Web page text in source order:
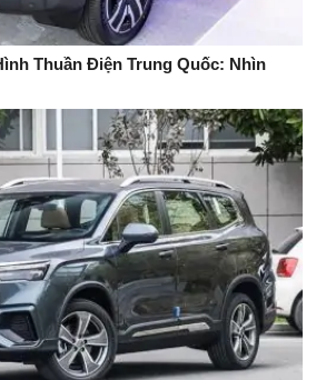
Thuần Điện Trung Quốc: Nhìn